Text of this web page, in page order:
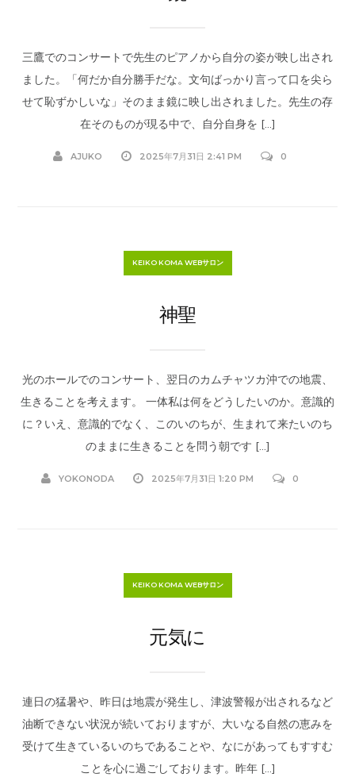
三鷹でのコンサートで先生のピアノから自分の姿が映し出され
ました。「何だか自分勝手だな。文句ばっかり言って口を尖ら
せて恥ずかしいな」そのまま鏡に映し出されました。先生の存
在そのものが現る中で、自分自身を […]
AJUKO 2025年7月31日 2:41 PM 0
KEIKO KOMA WEBサロン
神聖
光のホールでのコンサート、翌日のカムチャツカ沖での地震、
生きることを考えます。 一体私は何をどうしたいのか。意識的
に？いえ、意識的でなく、このいのちが、生まれて来たいのち
のままに生きることを問う朝です […]
YOKONODA 2025年7月31日 1:20 PM 0
KEIKO KOMA WEBサロン
元気に
連日の猛暑や、昨日は地震が発生し、津波警報が出されるなど
油断できない状況が続いておりますが、大いなる自然の恵みを
受けて生きているいのちであることや、なにがあってもすすむ
ことを心に過ごしております。昨年 […]